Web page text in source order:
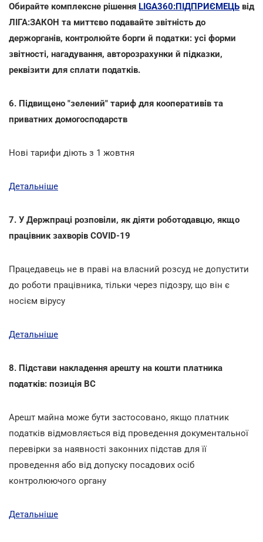
Обирайте комплексне рішення LIGA360:ПІДПРИЄМЕЦЬ від
ЛІГА:ЗАКОН та миттєво подавайте звітність до
держорганів, контролюйте борги й податки: усі форми
звітності, нагадування, авторозрахунки й підказки,
реквізити для сплати податків.
6. Підвищено "зелений" тариф для кооперативів та
приватних домогосподарств
Нові тарифи діють з 1 жовтня
Детальніше
7. У Держпраці розповіли, як діяти роботодавцю, якщо
працівник захворів СОVID-19
Працедавець не в праві на власний розсуд не допустити
до роботи працівника, тільки через підозру, що він є
носієм вірусу
Детальніше
8. Підстави накладення арешту на кошти платника
податків: позиція ВС
Арешт майна може бути застосовано, якщо платник
податків відмовляється від проведення документальної
перевірки за наявності законних підстав для її
проведення або від допуску посадових осіб
контролюючого органу
Детальніше